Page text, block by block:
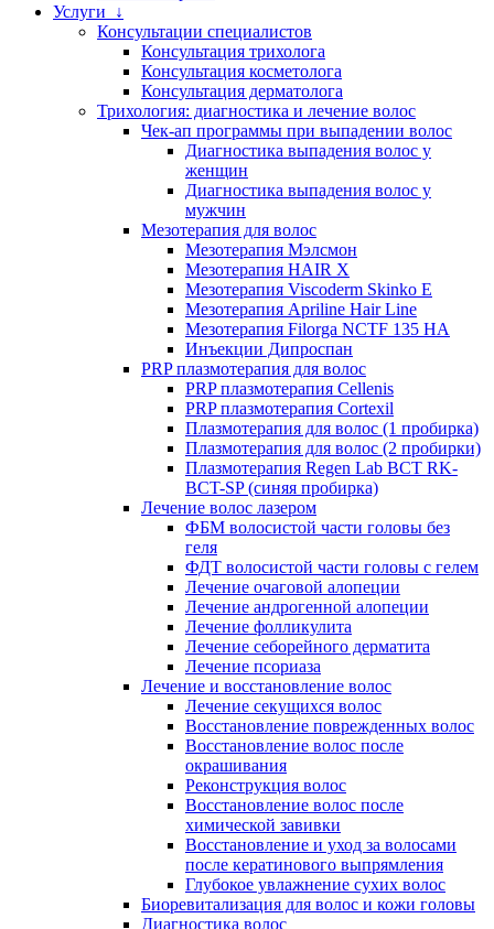
Услуги ↓
Консультации специалистов
Консультация трихолога
Консультация косметолога
Консультация дерматолога
Трихология: диагностика и лечение волос
Чек-ап программы при выпадении волос
Диагностика выпадения волос у
женщин
Диагностика выпадения волос у
мужчин
Мезотерапия для волос
Мезотерапия Мэлсмон
Мезотерапия HAIR X
Мезотерапия Viscoderm Skinko E
Мезотерапия Apriline Hair Line
Мезотерапия Filorga NCTF 135 HA
Инъекции Дипроспан
PRP плазмотерапия для волос
PRP плазмотерапия Cellenis
PRP плазмотерапия Cortexil
Плазмотерапия для волос (1 пробирка)
Плазмотерапия для волос (2 пробирки)
Плазмотерапия Regen Lab BCT RK-
BCT-SP (синяя пробирка)
Лечение волос лазером
ФБМ волосистой части головы без
геля
ФДТ волосистой части головы с гелем
Лечение очаговой алопеции
Лечение андрогенной алопеции
Лечение фолликулита
Лечение себорейного дерматита
Лечение псориаза
Лечение и восстановление волос
Лечение секущихся волос
Восстановление поврежденных волос
Восстановление волос после
окрашивания
Реконструкция волос
Восстановление волос после
химической завивки
Восстановление и уход за волосами
после кератинового выпрямления
Глубокое увлажнение сухих волос
Биоревитализация для волос и кожи головы
Диагностика волос